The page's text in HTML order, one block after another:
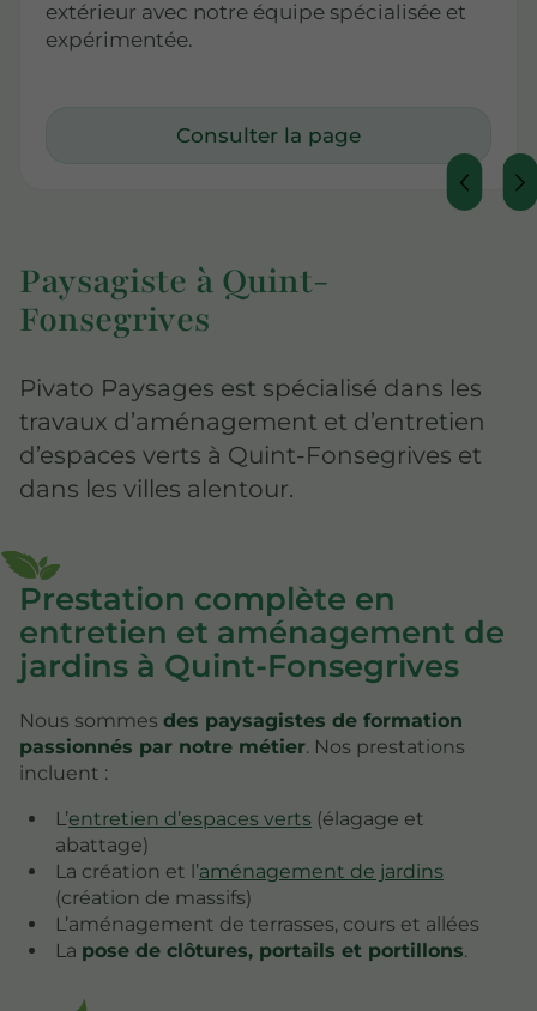
extérieur avec notre équipe spécialisée et
expérimentée.
Consulter la page
Paysagiste à Quint-
Fonsegrives
Pivato Paysages est spécialisé dans les
travaux d’aménagement et d’entretien
d’espaces verts à Quint-Fonsegrives et
dans les villes alentour.
Prestation complète en
entretien et aménagement de
jardins à Quint-Fonsegrives
Nous sommes des paysagistes de formation
passionnés par notre métier. Nos prestations
incluent :
L’entretien d’espaces verts (élagage et
abattage)
La création et l’aménagement de jardins
(création de massifs)
L’aménagement de terrasses, cours et allées
La pose de clôtures, portails et portillons.